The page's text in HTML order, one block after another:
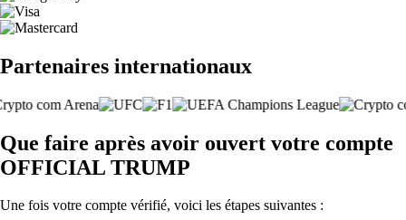
Partenaires internationaux
Que faire après avoir ouvert votre compte
OFFICIAL TRUMP
Une fois votre compte vérifié, voici les étapes suivantes :